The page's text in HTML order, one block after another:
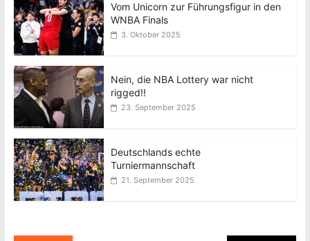
Vom Unicorn zur Führungsfigur in den
WNBA Finals
3. Oktober 2025
Nein, die NBA Lottery war nicht
rigged!!
23. September 2025
Deutschlands echte
Turniermannschaft
21. September 2025